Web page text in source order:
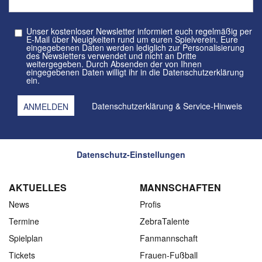
Unser kostenloser Newsletter informiert euch regelmäßig per
E-Mail über Neuigkeiten rund um euren Spielverein. Eure
eingegebenen Daten werden lediglich zur Personalisierung
des Newsletters verwendet und nicht an Dritte
weitergegeben. Durch Absenden der von Ihnen
eingegebenen Daten willigt ihr in die Datenschutzerklärung
ein.
Datenschutzerklärung & Service-Hinweis
Datenschutz-Einstellungen
AKTUELLES
News
Termine
Spielplan
Tickets
MANNSCHAFTEN
Profis
ZebraTalente
Fanmannschaft
Frauen-Fußball